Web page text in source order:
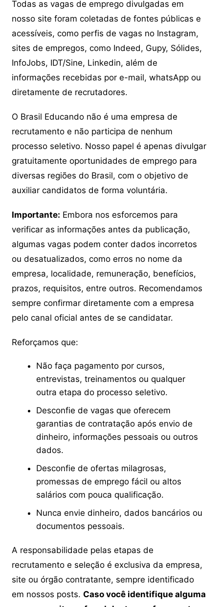
Todas as vagas de emprego divulgadas em
nosso site foram coletadas de fontes públicas e
acessíveis, como perfis de vagas no Instagram,
sites de empregos, como Indeed, Gupy, Sólides,
InfoJobs, IDT/Sine, Linkedin, além de
informações recebidas por e-mail, whatsApp ou
diretamente de recrutadores.
O Brasil Educando não é uma empresa de
recrutamento e não participa de nenhum
processo seletivo. Nosso papel é apenas divulgar
gratuitamente oportunidades de emprego para
diversas regiões do Brasil, com o objetivo de
auxiliar candidatos de forma voluntária.
Importante: Embora nos esforcemos para
verificar as informações antes da publicação,
algumas vagas podem conter dados incorretos
ou desatualizados, como erros no nome da
empresa, localidade, remuneração, benefícios,
prazos, requisitos, entre outros. Recomendamos
sempre confirmar diretamente com a empresa
pelo canal oficial antes de se candidatar.
Reforçamos que:
Não faça pagamento por cursos,
entrevistas, treinamentos ou qualquer
outra etapa do processo seletivo.
Desconfie de vagas que oferecem
garantias de contratação após envio de
dinheiro, informações pessoais ou outros
dados.
Desconfie de ofertas milagrosas,
promessas de emprego fácil ou altos
salários com pouca qualificação.
Nunca envie dinheiro, dados bancários ou
documentos pessoais.
A responsabilidade pelas etapas de
recrutamento e seleção é exclusiva da empresa,
site ou órgão contratante, sempre identificado
em nossos posts. Caso você identifique alguma